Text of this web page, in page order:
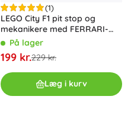
(1)
LEGO City F1 pit stop og
mekanikere med FERRARI-
monopost
På lager
199 kr.229 kr.
Læg i kurv